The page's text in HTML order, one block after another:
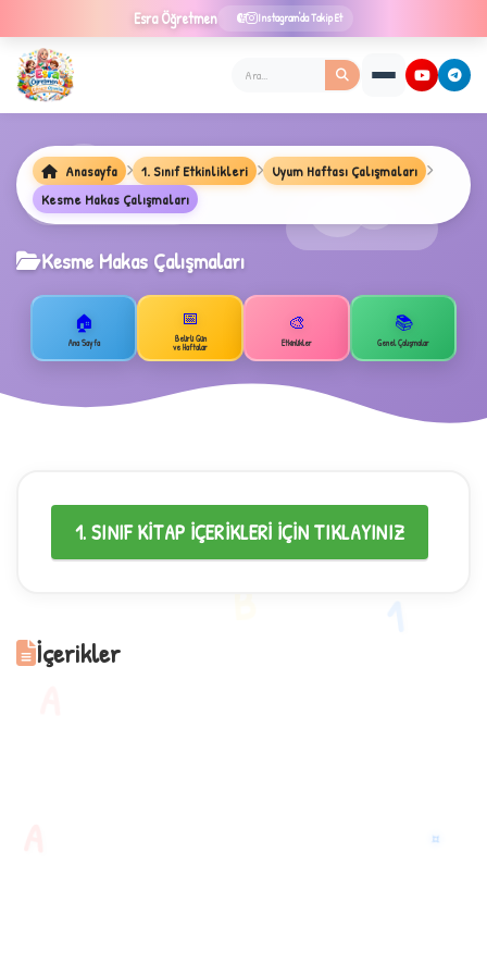
Esra Öğretmen Instagram'da Takip Et
✦
★
✧
Anasayfa 1. Sınıf Etkinlikleri
Uyum Haftası Çalışmaları
Kesme Makas Çalışmaları
Kesme Makas Çalışmaları
🏠
Ana Sayfa
📅
Belirli Gün
ve Haftalar
🎨
Etkinlikler
📚
Genel Çalışmalar
1. SINIF KİTAP İÇERİKLERİ İÇİN TIKLAYINIZ
İçerikler